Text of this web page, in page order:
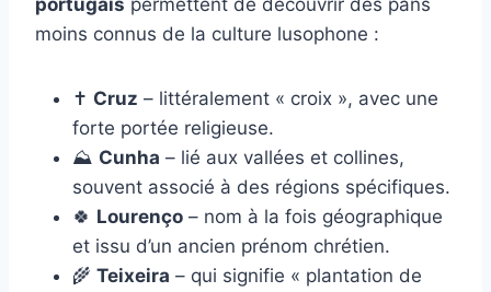
moins connus de la culture lusophone :
✝️ Cruz – littéralement « croix », avec une
forte portée religieuse.
⛰️ Cunha – lié aux vallées et collines,
souvent associé à des régions spécifiques.
🍀 Lourenço – nom à la fois géographique
et issu d’un ancien prénom chrétien.
🌾 Teixeira – qui signifie « plantation de